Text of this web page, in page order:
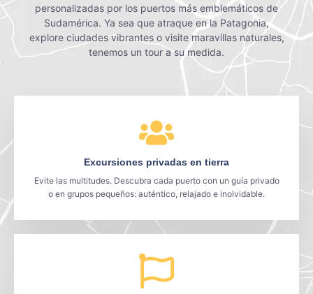
personalizadas por los puertos más emblemáticos de
Sudamérica. Ya sea que atraque en la Patagonia,
explore ciudades vibrantes o visite maravillas naturales,
tenemos un tour a su medida.
Excursiones privadas en tierra
Evite las multitudes. Descubra cada puerto con un guía privado
o en grupos pequeños: auténtico, relajado e inolvidable.